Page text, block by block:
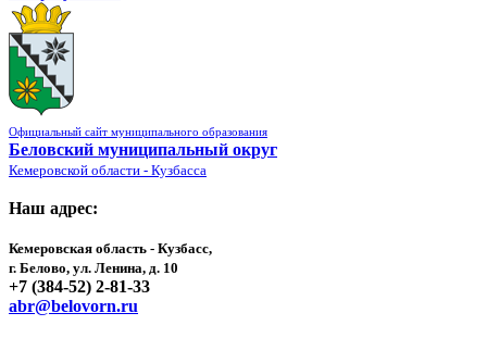
Официальный сайт муниципального образования
Беловский муниципальный округ
Кемеровской области - Кузбасса
Наш адрес:
Кемеровская область - Кузбасс,
г. Белово, ул. Ленина, д. 10
+7 (384-52) 2-81-33
abr@belovorn.ru